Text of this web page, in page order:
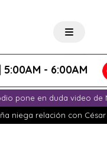
- 6:00AM
pone en duda video de
niega relación con